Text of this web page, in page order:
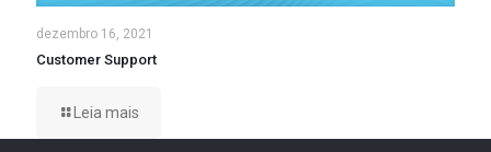
dezembro 16, 2021
Customer Support
Leia mais